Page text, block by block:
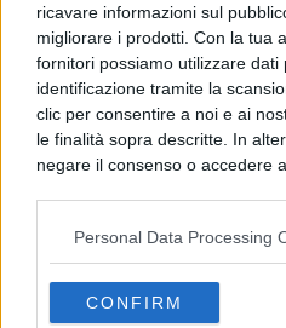
ricavare informazioni sul
migliorare i prodotti. Con la tua
fornitori possiamo utilizzare
identificazione tramite la
clic per consentire a noi e ai
le finalità sopra descritte. In
negare il consenso o accedere
possono non richiedere il tuo
opporti a tale trattamento. Le
applicheranno solo a questo
preferenze in qualsiasi
Personal Data Processing
CONFIRM